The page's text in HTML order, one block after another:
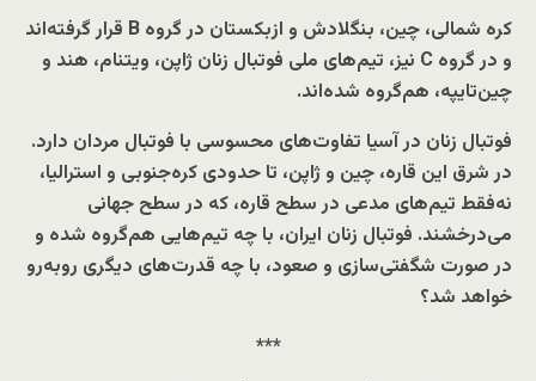
کره شمالی، چین، بنگلادش و ازبکستان در گروه B قرار گرفته‌اند
و در گروه C نیز، تیم‌های ملی فوتبال زنان ژاپن، ویتنام، هند و
چین‌تایپه، هم‌گروه شده‌اند.
فوتبال زنان در آسیا تفاوت‌های محسوسی با فوتبال مردان دارد.
در شرق این قاره، چین و ژاپن، تا حدودی کره‌جنوبی و استرالیا،
نه‌فقط تیم‌های مدعی در سطح قاره، که در سطح جهانی
می‌درخشند. فوتبال زنان ایران، با چه تیم‌هایی هم‌گروه شده و
در صورت شگفتی‌سازی و صعود، با چه قدرت‌های دیگری روبه‌رو
خواهد شد؟
***